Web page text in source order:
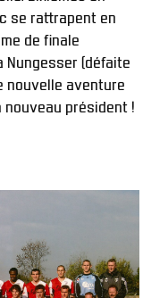
se rattrapent en
de finale
Nungesser (défaite
nouvelle aventure
nouveau président !